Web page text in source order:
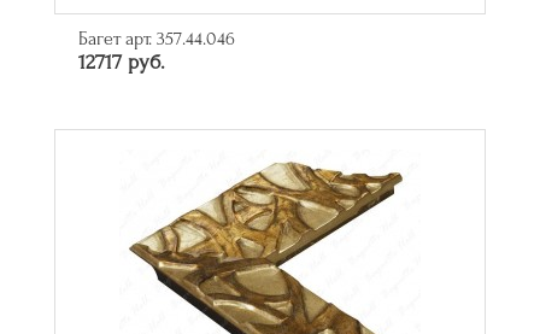
Багет арт. 357.44.046
12717 руб.